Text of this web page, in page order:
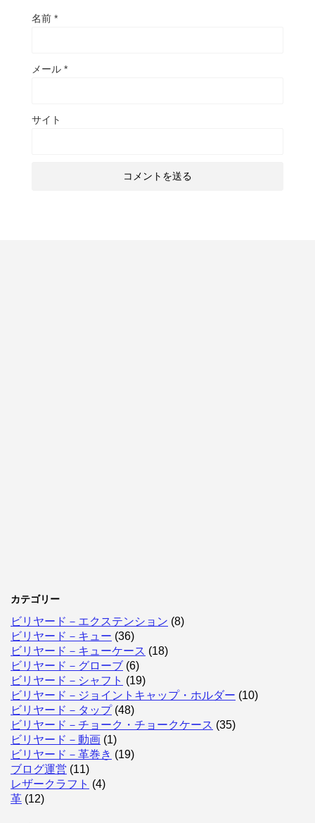
名前 *
メール *
サイト
カテゴリー
ビリヤード－エクステンション (8)
ビリヤード－キュー (36)
ビリヤード－キューケース (18)
ビリヤード－グローブ (6)
ビリヤード－シャフト (19)
ビリヤード－ジョイントキャップ・ホルダー (10)
ビリヤード－タップ(48)
ビリヤード－チョーク・チョークケース (35)
ビリヤード－動画 (1)
ビリヤード－革巻き (19)
ブログ運営 (11)
レザークラフト (4)
革 (12)